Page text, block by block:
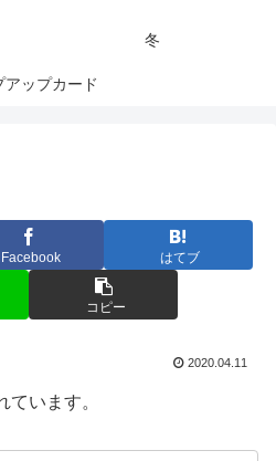
冬
アップカード
Facebook はてブ
コピー
2020.04.11
います。